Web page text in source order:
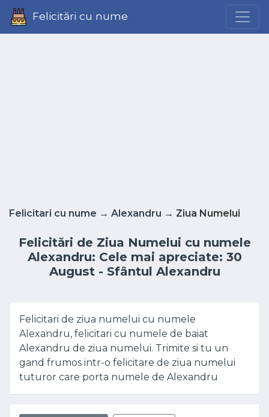
Felicitări cu nume
Felicitari cu nume → Alexandru → Ziua Numelui
Felicitări de Ziua Numelui cu numele
Alexandru: Cele mai apreciate: 30
August - Sfântul Alexandru
Felicitari de ziua numelui cu numele
Alexandru, felicitari cu numele de baiat
Alexandru de ziua numelui. Trimite si tu un
gand frumos intr-o felicitare de ziua numelui
tuturor care porta numele de Alexandru